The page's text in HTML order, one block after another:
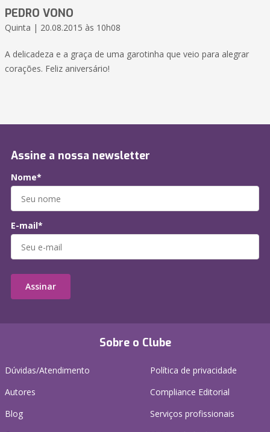
PEDRO VONO
Quinta | 20.08.2015 às 10h08
A delicadeza e a graça de uma garotinha que veio para alegrar
corações. Feliz aniversário!
Sobre o Clube
Dúvidas/Atendimento
Autores
Blog
Política de privacidade
Compliance Editorial
Serviços profissionais
Assine a nossa newsletter
Nome*
E-mail*
Assinar